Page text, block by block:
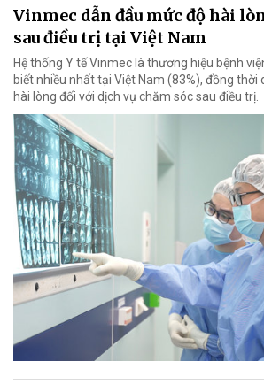
Vinmec dẫn đầu mức độ hài
sau điều trị tại Việt Nam
Hệ thống Y tế Vinmec là thương hiệu bệnh
biết nhiều nhất tại Việt Nam (83%), đồng thời
hài lòng đối với dịch vụ chăm sóc sau điều trị.